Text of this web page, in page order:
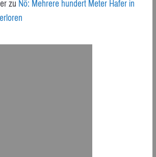
zuNö: Mehrere hundert Meter Hafer in